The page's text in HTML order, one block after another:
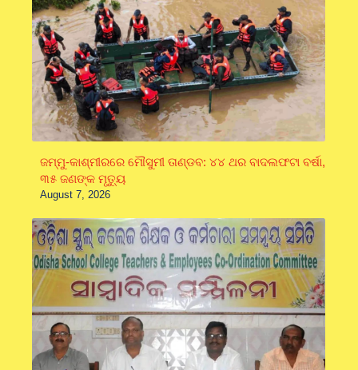
ଜମ୍ମୁ-କାଶ୍ମୀରରେ ମୌସୁମୀ ତାଣ୍ଡବ: ୪୪ ଥର ବାଦଲଫଟା ବର୍ଷା,
୩୫ ଜଣଙ୍କ ମୃତ୍ୟୁ
August 7, 2026